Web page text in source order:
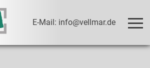
E-Mail: info@vellmar.de